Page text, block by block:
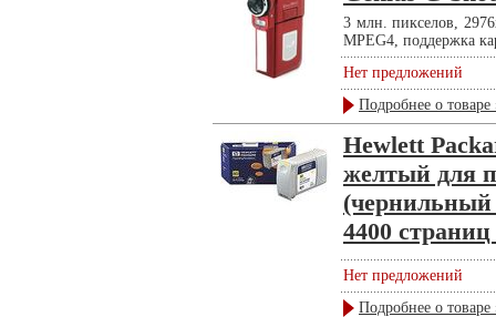
3 млн. пикселов,
MPEG4, поддержка
Нет предложений
Подробнее о товаре
Hewlett
желтый для
(чернильный
4400
Нет предложений
Подробнее о товаре